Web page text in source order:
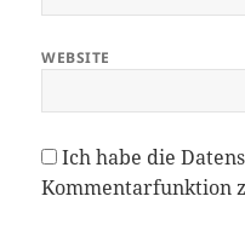
WEBSITE
Ich habe die
Kommentarfunktion